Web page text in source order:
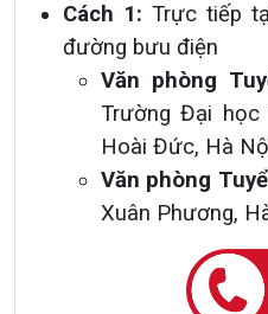
Cách 1: Trực tiếp
đường bưu điện
Văn phòng
Trường Đại học
Hoài Đức, Hà
Văn phòng
Xuân Phương,